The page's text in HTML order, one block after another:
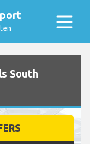
South